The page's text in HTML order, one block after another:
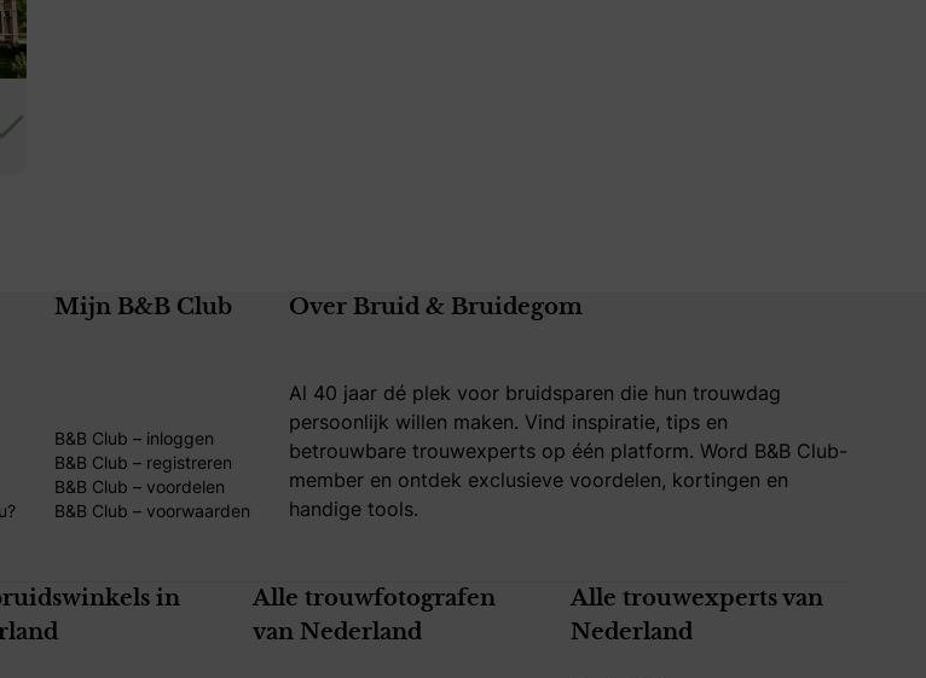
Mijn B&B Club
B&B Club – inloggen
B&B Club – registreren
B&B Club – voordelen
B&B Club – voorwaarden
Over Bruid & Bruidegom
Al 40 jaar dé plek voor bruidsparen die hun trouwdag
persoonlijk willen maken. Vind inspiratie, tips en
betrouwbare trouwexperts op één platform. Word B&B Club-
member en ontdek exclusieve voordelen, kortingen en
handige tools.
in
Alle trouwfotografen
van Nederland
Alle trouwexperts van
Nederland